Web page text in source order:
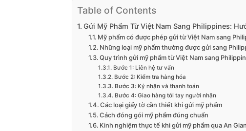
Table of Contents
Gửi Mỹ Phẩm Từ Việt Nam Sang Philippines:
Mỹ phẩm có được phép gửi từ Việt Nam sang
Những loại mỹ phẩm thường được gửi sang
Quy trình gửi mỹ phẩm từ Việt Nam sang
Bước 1: Liên hệ tư vấn
Bước 2: Kiểm tra hàng hóa
Bước 3: Ký nhận và thanh toán
Bước 4: Giao hàng tới tay người nhận
Các loại giấy tờ cần thiết khi gửi mỹ phẩm
Cách đóng gói mỹ phẩm đúng chuẩn
Kinh nghiệm thực tế khi gửi mỹ phẩm qua An